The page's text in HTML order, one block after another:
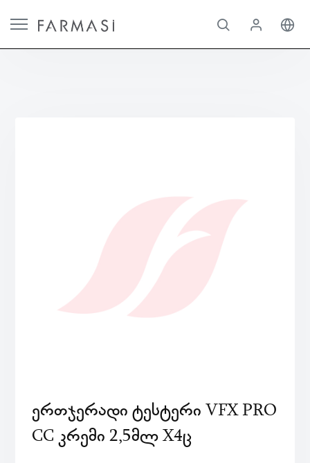
ᲔᲠᲗᲯᲔᲠᲐᲓᲘ ᲢᲔᲡᲢᲔᲠᲘ VFX PRO
CC ᲙᲠᲔᲛᲘ 2,5ᲛᲚ X4Ც